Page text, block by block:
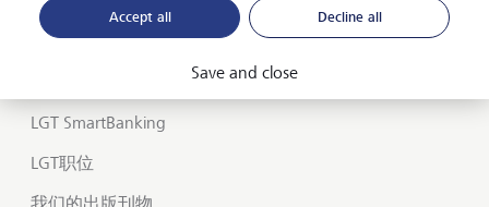
在LGT 开启您的事业
LGT SmartBanking
LGT职位
Accept all Decline all
Save and close